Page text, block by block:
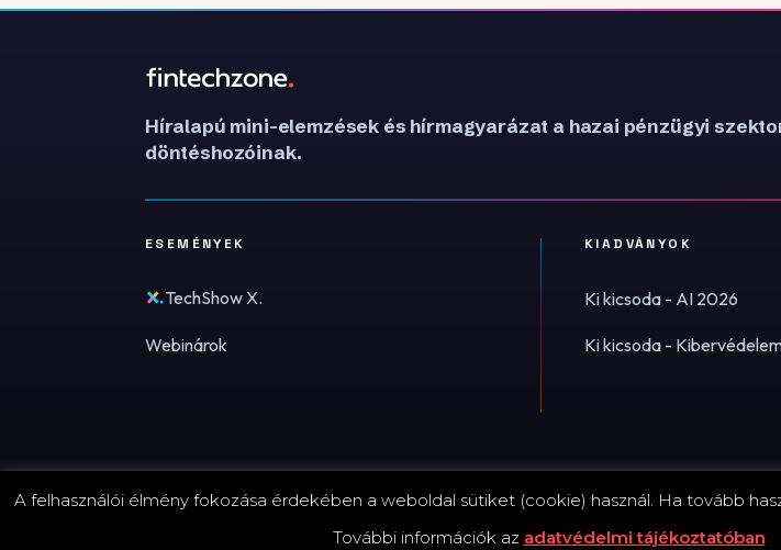
Híralapú mini-elemzések és hírmagyarázat a hazai pénzügyi
döntéshozóinak.
ESEMÉNYEK
TechShow X.
Webinárok
KIADVÁNYOK
Ki kicsoda - AI 2026
Ki kicsoda -
© 2026 FinTechZone.hu - A FinTech Group Kft.
A felhasználói élmény fokozása érdekében a weboldal sütiket (cookie) használ. Ha tovább
További információk az adatvédelmi tájékoztatóban